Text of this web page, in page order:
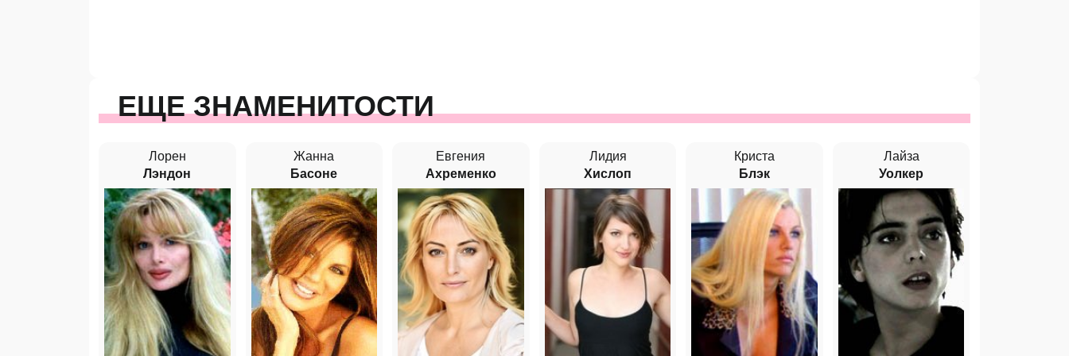
ЕЩЕ ЗНАМЕНИТОСТИ
Лорен
Лэндон
Жанна
Басоне
Евгения
Ахременко
Лидия
Хислоп
Криста
Блэк
Лайза
Уолкер